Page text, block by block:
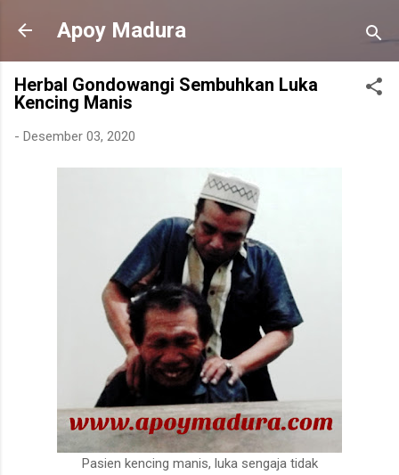
Langsung ke konten utama
Apoy Madura
Herbal Gondowangi Sembuhkan Luka
Kencing Manis
- Desember 03, 2020
Pasien kencing manis, luka sengaja tidak